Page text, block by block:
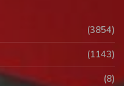
(3854)
(1143)
(8)